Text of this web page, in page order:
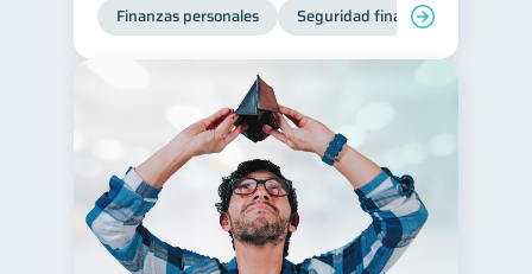
Finanzas personales Seguridad financiera